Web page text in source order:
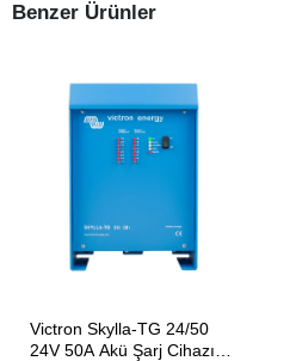
Benzer Ürünler
Victron Skylla-TG 24/50
24V 50A Akü Şarj Cihazı